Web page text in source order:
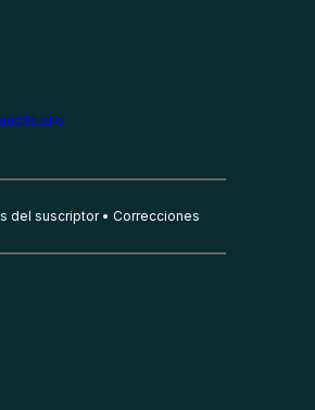
del suscriptor Correcciones